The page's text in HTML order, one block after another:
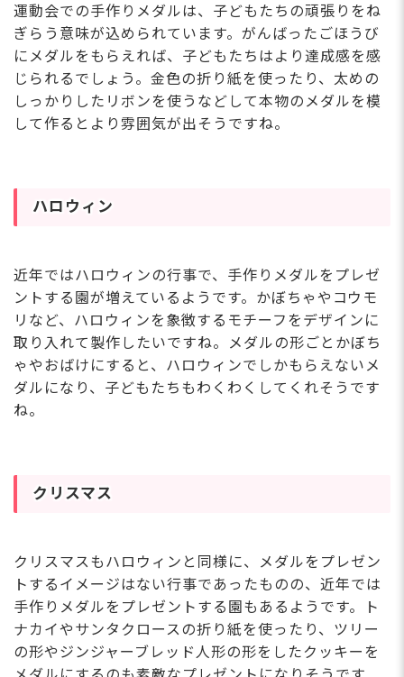
運動会での手作りメダルは、子どもたちの頑張りをね
ぎらう意味が込められています。がんばったごほうび
にメダルをもらえれば、子どもたちはより達成感を感
じられるでしょう。金色の折り紙を使ったり、太めの
しっかりしたリボンを使うなどして本物のメダルを模
して作るとより雰囲気が出そうですね。
ハロウィン
近年ではハロウィンの行事で、手作りメダルをプレゼ
ントする園が増えているようです。かぼちゃやコウモ
リなど、ハロウィンを象徴するモチーフをデザインに
取り入れて製作したいですね。メダルの形ごとかぼち
ゃやおばけにすると、ハロウィンでしかもらえないメ
ダルになり、子どもたちもわくわくしてくれそうです
ね。
クリスマス
クリスマスもハロウィンと同様に、メダルをプレゼン
トするイメージはない行事であったものの、近年では
手作りメダルをプレゼントする園もあるようです。ト
ナカイやサンタクロースの折り紙を使ったり、ツリー
の形やジンジャーブレッド人形の形をしたクッキーを